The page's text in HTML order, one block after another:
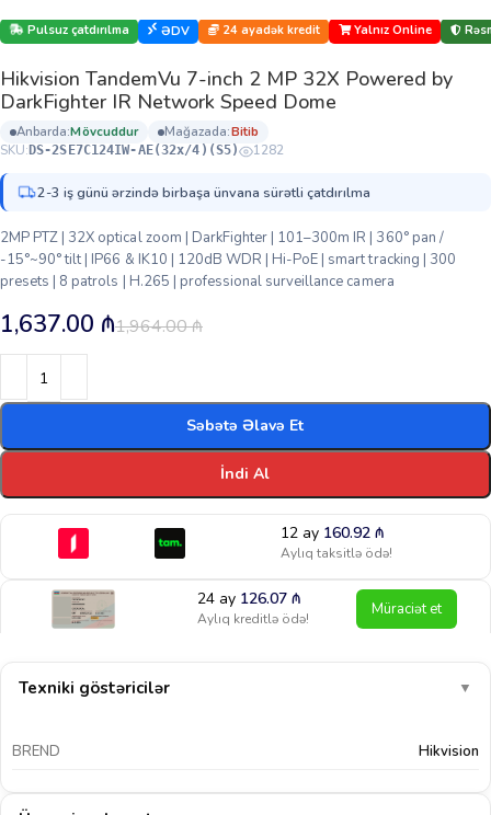
Pulsuz çatdırılma ƏDV 24 ayadək kredit Yalnız Online
Hikvision TandemVu 7-inch 2 MP 32X Powered by
DarkFighter IR Network Speed Dome
anbarda: mövcuddur mağazada:
bi̇ti̇b
SKU: DS-2SE7C124IW-AE(32x/4)(S5) 1282
2-3 iş günü ərzində birbaşa ünvana sürətli çatdırılma
2MP PTZ | 32X optical zoom | DarkFighter | 101–300m IR | 360° pan /
-15°~90° tilt | IP66 & IK10 | 120dB WDR | Hi-PoE | smart tracking | 300
presets | 8 patrols | H.265 | professional surveillance camera
1,964.00₼
1,637.00 ₼
Səbətə Əlavə Et
İndi Al
12 ay 160.92 ₼
Aylıq taksitlə ödə!
24 ay 126.07₼
Aylıq kreditlə ödə! Müraciət et
Texniki göstəricilər ▼
BREND Hikvision